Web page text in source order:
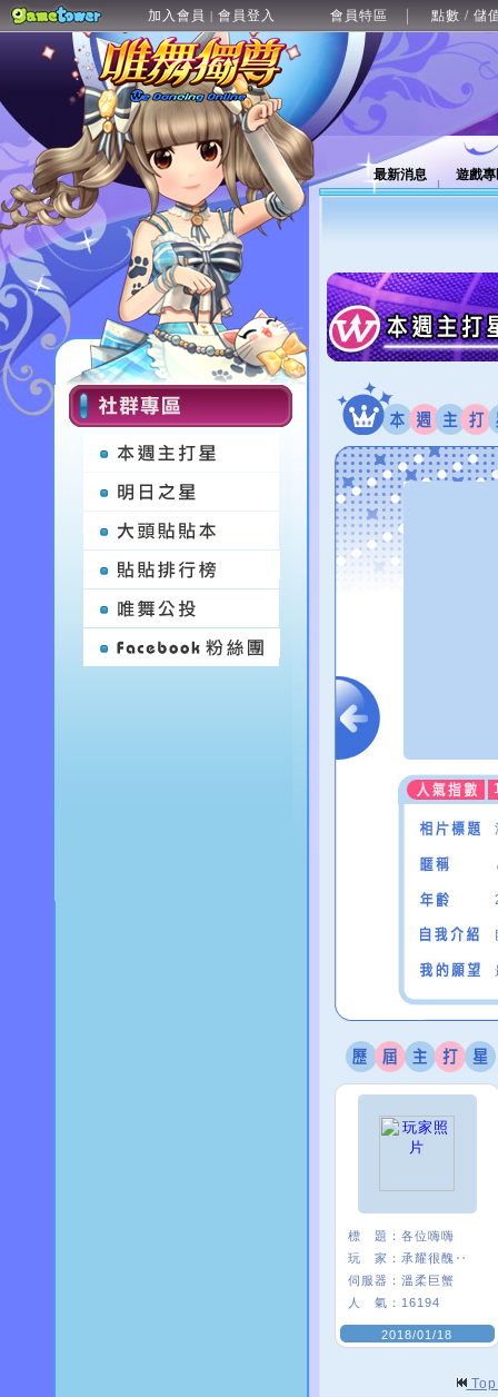
加入會員 | 會員登入 會員特區 點數 / 儲
最新消息 遊戲
標 題： 各位嗨嗨
玩 家： 承耀很醜‥
伺服器： 溫柔巨蟹
人 氣： 16194
2018/01/18